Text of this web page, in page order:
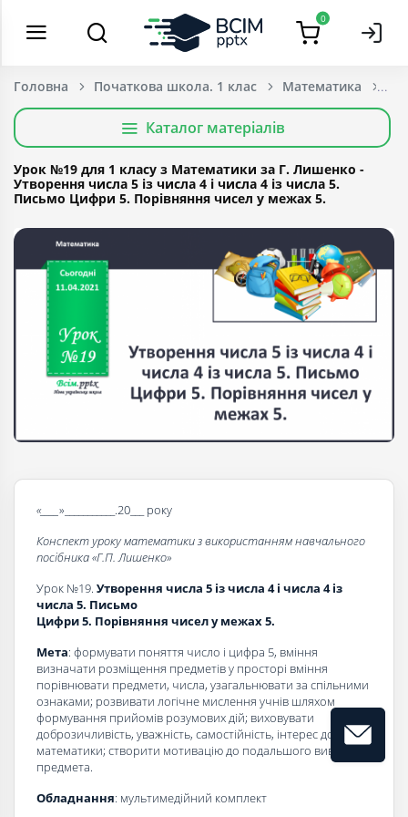
0
Головна Початкова школа. 1 клас Математика
Каталог матеріалів
Урок №19 для 1 класу з Математики за Г. Лишенко -
Утворення числа 5 із числа 4 і числа 4 із числа 5.
Письмо Цифри 5. Порівняння чисел у межах 5.
«____ »___________.20___ року
Конспект уроку математики з використанням навчального
посібника «Г.П. Лишенко»
Урок №19. Утворення числа 5 із числа 4 і числа 4 із
числа 5. Письмо
Цифри 5. Порівняння чисел у межах 5.
Мета: формувати поняття число і цифра 5, вміння
визначати розміщення предметів у просторі вміння
порівнювати предмети, числа, узагальнювати за спільними
ознаками; розвивати логічне мислення учнів шляхом
формування прийомів розумових дій; виховувати
доброзичливість, уважність, самостійність, інтерес до
математики; створити мотивацію до подальшого вивчення
предмета.
Обладнання: мультимедійний комплект